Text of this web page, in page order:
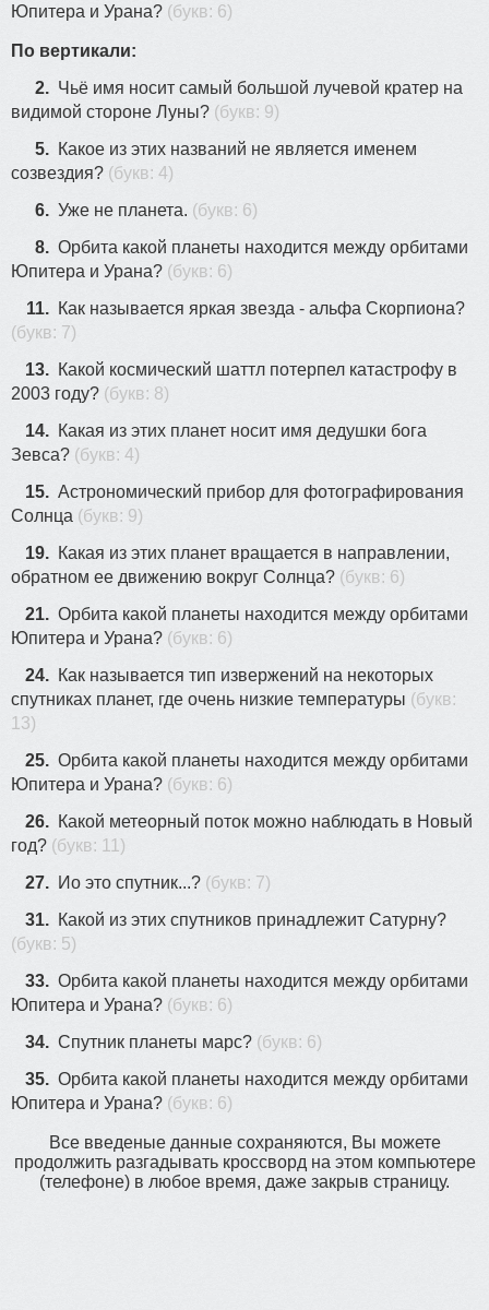
Юпитера и Урана? (букв: 6)
По вертикали:
2. Чьё имя носит самый большой лучевой кратер на
видимой стороне Луны? (букв: 9)
5. Какое из этих названий не является именем
созвездия? (букв: 4)
6. Уже не планета. (букв: 6)
8. Орбита какой планеты находится между орбитами
Юпитера и Урана? (букв: 6)
11. Как называется яркая звезда - альфа Скорпиона?
(букв: 7)
13. Какой космический шаттл потерпел катастрофу в
2003 году? (букв: 8)
14. Какая из этих планет носит имя дедушки бога
Зевса? (букв: 4)
15. Acтpoнoмичecкий пpибop для фoтoгpафиpoвания
Coлнца (букв: 9)
19. Какая из этих планет вращается в направлении,
обратном ее движению вокруг Солнца? (букв: 6)
21. Орбита какой планеты находится между орбитами
Юпитера и Урана? (букв: 6)
24. Как называется тип извержений на некоторых
спутниках планет, где очень низкие температуры (букв:
13)
25. Орбита какой планеты находится между орбитами
Юпитера и Урана? (букв: 6)
26. Какой метеорный поток можно наблюдать в Новый
год? (букв: 11)
27. Ио это спутник...? (букв: 7)
31. Какой из этих спутников принадлежит Сатурну?
(букв: 5)
33. Орбита какой планеты находится между орбитами
Юпитера и Урана? (букв: 6)
34. Спутник планеты марс? (букв: 6)
35. Орбита какой планеты находится между орбитами
Юпитера и Урана? (букв: 6)
Все введеные данные сохраняются, Вы можете
продолжить разгадывать кроссворд на этом компьютере
(телефоне) в любое время, даже закрыв страницу.